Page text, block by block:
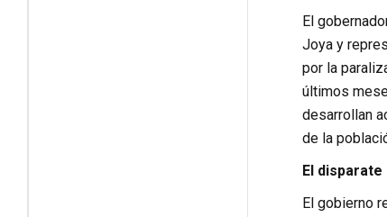
El
Joya y
por la
últimos
desarrollan
de la
El
El gobierno